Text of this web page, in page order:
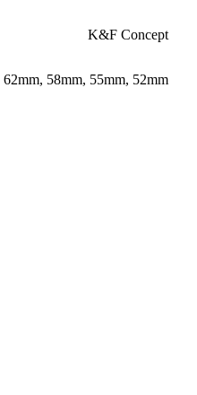
K&F Concept
62mm, 58mm, 55mm, 52mm